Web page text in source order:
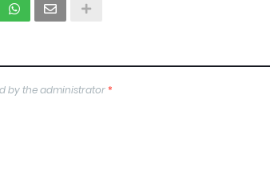
by the administrator*